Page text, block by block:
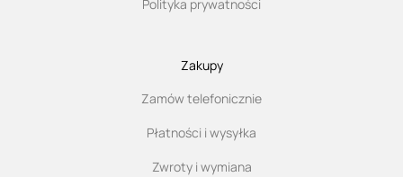
Polityka prywatności
Zakupy
Zamów telefonicznie
Płatności i wysyłka
Zwroty i wymiana